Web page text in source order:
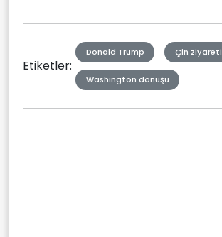
Etiketler:
Donald Trump Çin ziyareti
Washington dönüşü